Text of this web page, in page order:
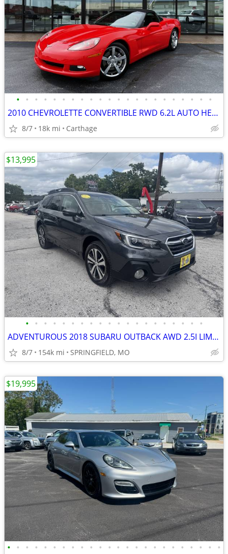
• • • • • • • • • • • • • • • • • • • • • •
2010 CHEVROLETTE CONVERTIBLE RWD 6.2L AUTO HEATED LEATHER/LOW MILES!!!
8/7 18k mi Carthage
• • • • • • • • • • • • • • • • • • • •
ADVENTUROUS 2018 SUBARU OUTBACK AWD 2.5I LIMITED WITH 154K MILES
8/7 154k mi SPRINGFIELD, MO
$13,995
• • • • • • • • • • • • • • • • • • • • • • • •
$19,995